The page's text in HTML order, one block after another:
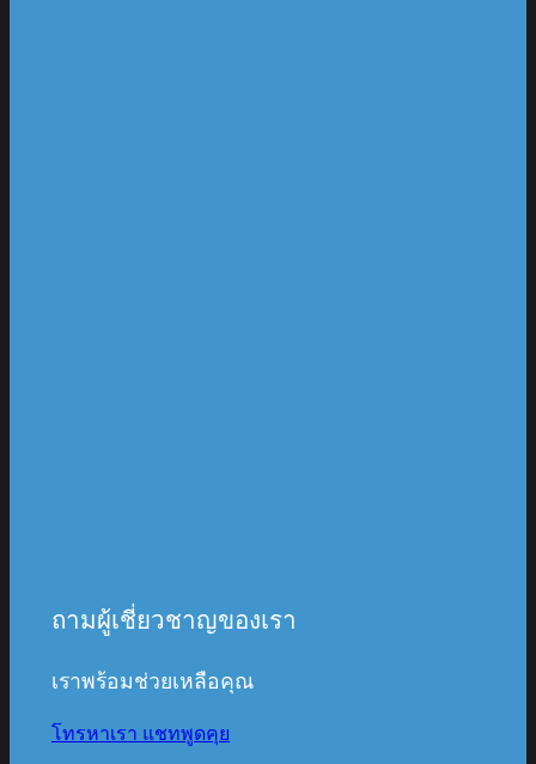
ถามผู้เชี่ยวชาญของเรา
เราพร้อมช่วยเหลือคุณ
โทรหาเรา แชทพูดคุย